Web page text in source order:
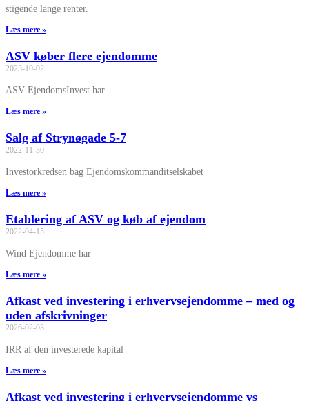
stigende lange renter.
Læs mere »
ASV køber flere ejendomme
2023-10-02
ASV EjendomsInvest har
Læs mere »
Salg af Strynøgade 5-7
2022-11-30
Investorkredsen bag Ejendomskommanditselskabet
Læs mere »
Etablering af ASV og køb af ejendom
2022-04-15
Wind Ejendomme har
Læs mere »
Afkast ved investering i erhvervsejendomme – med og
uden afskrivninger
2026-02-03
IRR af den investerede kapital
Læs mere »
Afkast ved investering i erhvervsejendomme vs